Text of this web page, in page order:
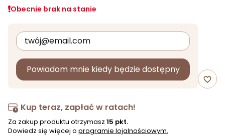
Obecnie brak na stanie
Powiadom mnie kiedy będzie dostępny
favorite_border
Kup teraz, zapłać w ratach!
Za zakup produktu otrzymasz 15 pkt.
Dowiedz się więcej o programie lojalnościowym.